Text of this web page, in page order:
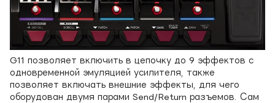
G11 позволяет включить в цепочку до 9 эффектов с
одновременной эмуляцией усилителя, также
позволяет включать внешние эффекты, для чего
оборудован двумя парами Send/Return разъемов. Сам